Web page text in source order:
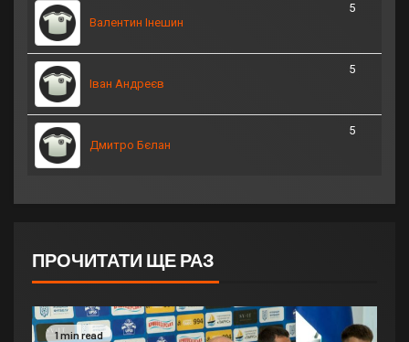
Валентин Інешин
5
Іван Андреєв
5
Дмитро Бєлан
5
ПРОЧИТАТИ ЩЕ РАЗ
1 min read